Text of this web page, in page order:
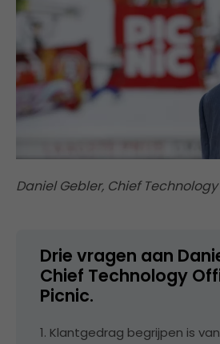
Daniel Gebler, Chief
Drie vragen aan
Chief Technology
Picnic.
1. Klantgedrag begrijpen is